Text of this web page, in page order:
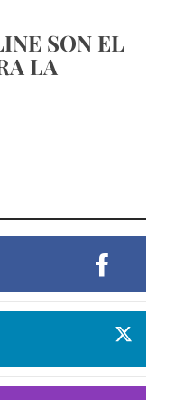
SON EL
LA